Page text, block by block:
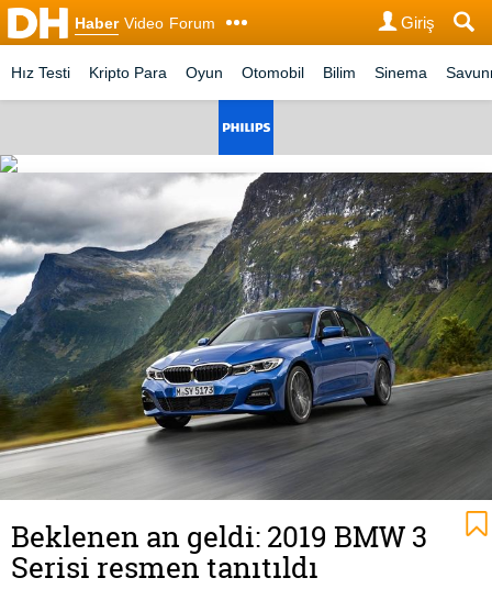
Haber Video Forum Giriş
Hız Testi Kripto Para Oyun Otomobil Bilim Sinema
Beklenen an geldi: 2019 BMW 3
Serisi resmen tanıtıldı